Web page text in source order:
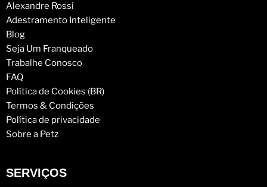
Alexandre Rossi
Adestramento Inteligente
Blog
Seja Um Franqueado
Trabalhe Conosco
FAQ
Política de Cookies (BR)
Termos & Condições
Política de privacidade
Sobre a Petz
SERVIÇOS